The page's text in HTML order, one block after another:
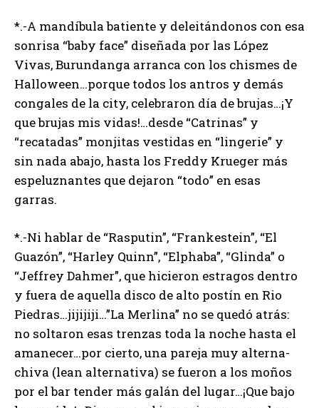
*.-A mandíbula batiente y deleitándonos con esa
sonrisa “baby face” diseñada por las López
Vivas, Burundanga arranca con los chismes de
Halloween…porque todos los antros y demás
congales de la city, celebraron día de brujas…¡Y
que brujas mis vidas!…desde “Catrinas” y
“recatadas” monjitas vestidas en “lingerie” y
sin nada abajo, hasta los Freddy Krueger más
espeluznantes que dejaron “todo” en esas
garras.
*.-Ni hablar de “Rasputin”, “Frankestein”, “El
Guazón”, “Harley Quinn”, “Elphaba”, “Glinda” o
“Jeffrey Dahmer”, que hicieron estragos dentro
y fuera de aquella disco de alto postín en Rio
Piedras…jijijiji…”La Merlina” no se quedó atrás:
no soltaron esas trenzas toda la noche hasta el
amanecer…por cierto, una pareja muy alterna-
chiva (lean alternativa) se fueron a los moños
por el bar tender más galán del lugar…¡Que bajo